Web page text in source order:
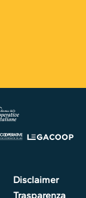
Disclaimer
Trasparenza